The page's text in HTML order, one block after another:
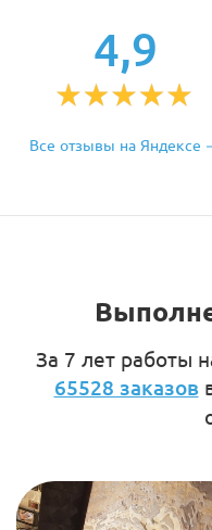
4,9
Все отзывы на Яндексе
За 7 лет работы
65528 заказов